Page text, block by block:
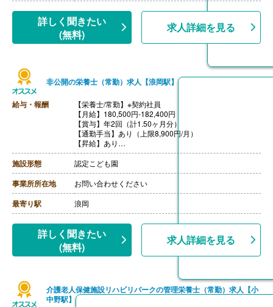
詳しく聞きたい
(無料)
求人詳細を見る
非公開の栄養士（常勤）求人【浪岡駅】
給与・報酬
【栄養士/常勤】※契約社員
【月給】180,500円-182,400円
【賞与】年2回（計1.50ヶ月分）
【通勤手当】あり（上限8,900円/月）
【昇給】あり
【退職金】あり※勤続1年以上
施設形態 認定こども園
事業所所在地 お問い合わせください
最寄り駅 浪岡
詳しく聞きたい
(無料)
求人詳細を見る
介護老人保健施設リハビリパークの管理栄養士（常勤）求人【小
中野駅】